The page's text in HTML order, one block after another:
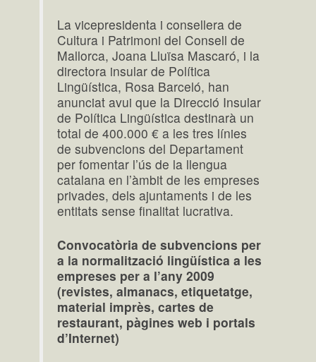
La vicepresidenta i consellera de
Cultura i Patrimoni del Consell de
Mallorca, Joana Lluïsa Mascaró, i la
directora insular de Política
Lingüística, Rosa Barceló, han
anunciat avui que la Direcció Insular
de Política Lingüística destinarà un
total de 400.000 € a les tres línies
de subvencions del Departament
per fomentar l’ús de la llengua
catalana en l’àmbit de les empreses
privades, dels ajuntaments i de les
entitats sense finalitat lucrativa.
Convocatòria de subvencions per
a la normalització lingüística a les
empreses per a l’any 2009
(revistes, almanacs, etiquetatge,
material imprès, cartes de
restaurant, pàgines web i portals
d’Internet)